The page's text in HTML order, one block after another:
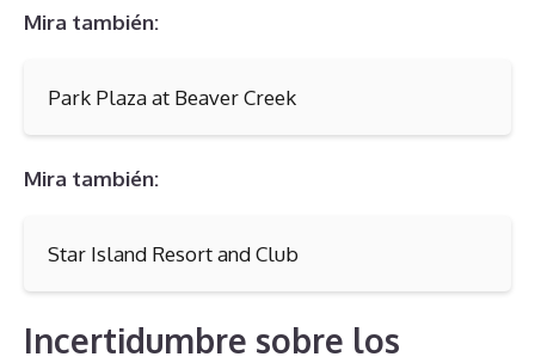
Mira también:
Park Plaza at Beaver Creek
Mira también:
Star Island Resort and Club
Incertidumbre sobre los